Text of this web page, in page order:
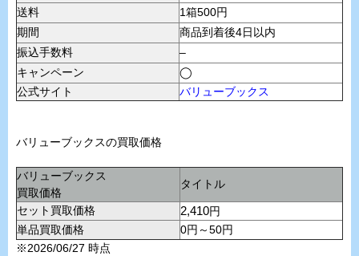
送料
1箱500円
期間
商品到着後4日以内
振込手数料
–
キャンペーン
◯
公式サイト
バリューブックス
バリューブックスの買取価格
バリューブックス
買取価格
タイトル
セット買取価格 2,410円
単品買取価格
0円～50円
※2026/06/27 時点